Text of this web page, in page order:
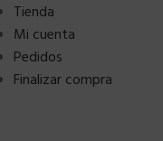
Tienda
Mi cuenta
Pedidos
Finalizar compra